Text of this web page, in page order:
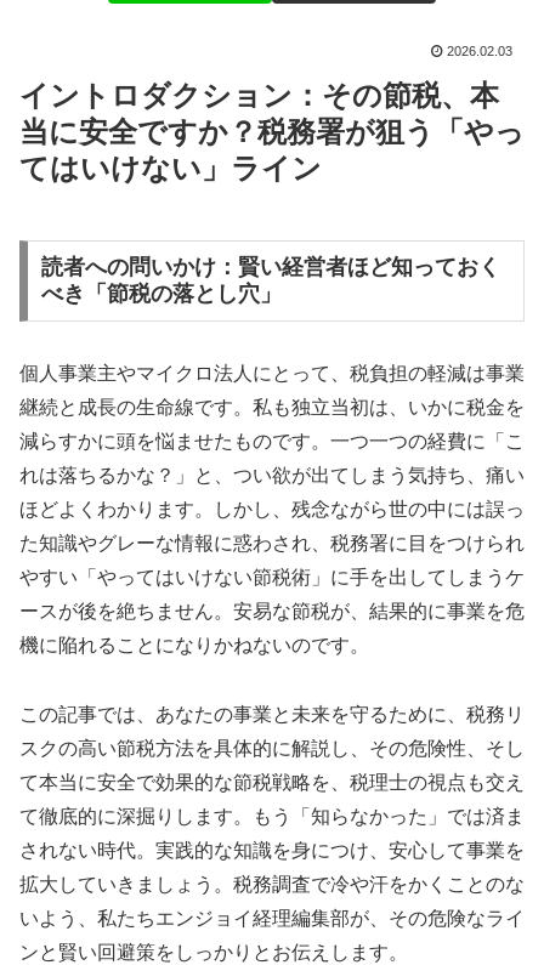
2026.02.03
イントロダクション：その節税、本
当に安全ですか？税務署が狙う「やっ
てはいけない」ライン
読者への問いかけ：賢い経営者ほど知っておく
べき「節税の落とし穴」
個人事業主やマイクロ法人にとって、税負担の軽減は事業
継続と成長の生命線です。私も独立当初は、いかに税金を
減らすかに頭を悩ませたものです。一つ一つの経費に「こ
れは落ちるかな？」と、つい欲が出てしまう気持ち、痛い
ほどよくわかります。しかし、残念ながら世の中には誤っ
た知識やグレーな情報に惑わされ、税務署に目をつけられ
やすい「やってはいけない節税術」に手を出してしまうケ
ースが後を絶ちません。安易な節税が、結果的に事業を危
機に陥れることになりかねないのです。
この記事では、あなたの事業と未来を守るために、税務リ
スクの高い節税方法を具体的に解説し、その危険性、そし
て本当に安全で効果的な節税戦略を、税理士の視点も交え
て徹底的に深掘りします。もう「知らなかった」では済ま
されない時代。実践的な知識を身につけ、安心して事業を
拡大していきましょう。税務調査で冷や汗をかくことのな
いよう、私たちエンジョイ経理編集部が、その危険なライ
ンと賢い回避策をしっかりとお伝えします。